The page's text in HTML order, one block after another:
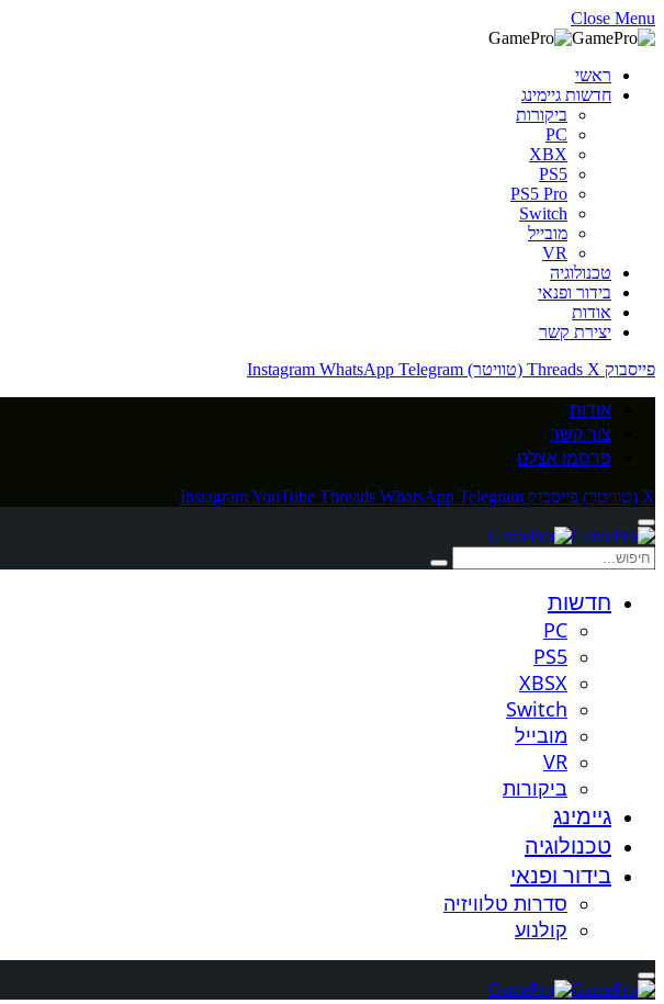
Close Menu
ראשי
חדשות גיימינג
ביקורות
PC
XBX
PS5
PS5 Pro
Switch
מובייל
VR
טכנולוגיה
בידור ופנאי
אודות
יצירת קשר
פייסבוק
Threads X (טוויטר) Instagram WhatsApp Telegram
אודות
צור קשר
פרסמו אצלנו
X (טוויטר) פייסבוק InstagramYouTube Threads WhatsApp Telegram
חדשות
PC
PS5
XBSX
Switch
מובייל
VR
ביקורות
גיימינג
טכנולוגיה
בידור ופנאי
סדרות טלוויזיה
קולנוע